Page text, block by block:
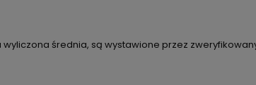
wyliczona średnia, są wystawione przez